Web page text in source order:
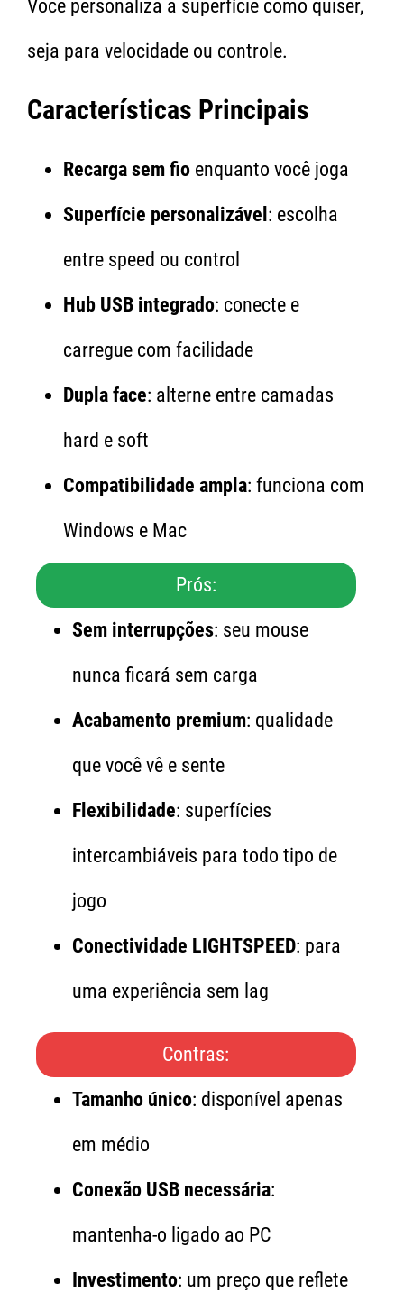
Você personaliza a superfície como quiser,
seja para velocidade ou controle.
Características Principais
Recarga sem fio enquanto você joga
Superfície personalizável : escolha
entre speed ou control
Hub USB integrado: conecte e
carregue com facilidade
Dupla face: alterne entre camadas
hard e soft
Compatibilidade ampla: funciona com
Windows e Mac
Prós:
Sem interrupções: seu mouse
nunca ficará sem carga
Acabamento premium: qualidade
que você vê e sente
Flexibilidade: superfícies
intercambiáveis para todo tipo de
jogo
Conectividade LIGHTSPEED: para
uma experiência sem lag
Contras:
Tamanho único: disponível apenas
em médio
Conexão USB necessária:
mantenha-o ligado ao PC
Investimento: um preço que reflete